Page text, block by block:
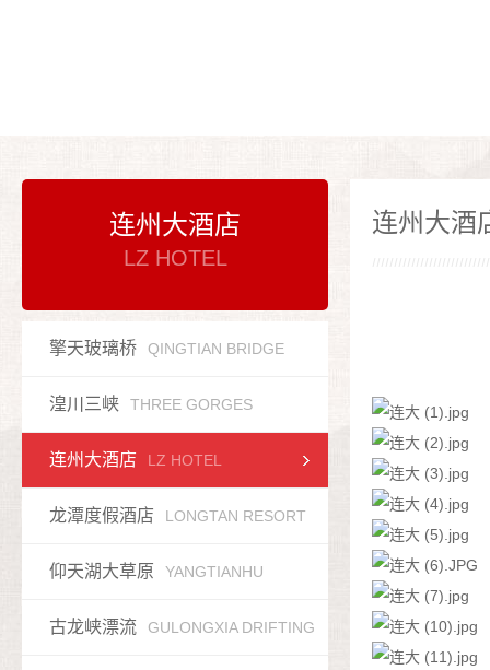
连州大酒店
LZ HOTEL
擎天玻璃桥 QINGTIAN BRIDGE
湟川三峡 THREE GORGES
连州大酒店 LZ HOTEL
龙潭度假酒店 LONGTAN RESORT
仰天湖大草原 YANGTIANHU
古龙峡漂流 GULONGXIA DRIFTING
连州大酒